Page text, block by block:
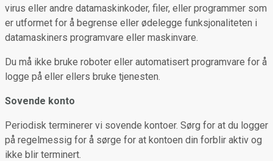
virus eller andre datamaskinkoder, filer, eller programmer som
er utformet for å begrense eller ødelegge funksjonaliteten i
datamaskiners programvare eller maskinvare.
Du må ikke bruke roboter eller automatisert programvare for å
logge på eller ellers bruke tjenesten.
Sovende konto
Periodisk terminerer vi sovende kontoer. Sørg for at du logger
på regelmessig for å sørge for at kontoen din forblir aktiv og
ikke blir terminert.